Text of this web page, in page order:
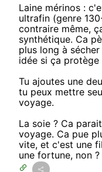
Laine mérinos :
ultrafin (genre
contraire même,
synthétique. Ca
plus long à
idée si ça protège
Tu ajoutes une
tu peux mettre
voyage.
La soie ? Ca
voyage. Ca pue
vite, et c'est une
une fortune, non